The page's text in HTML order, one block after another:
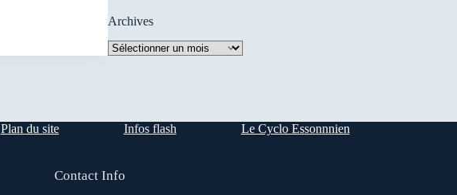
Archives
Archives
Plan du site Infos flash Le Cyclo Essonnnien
Contact Info